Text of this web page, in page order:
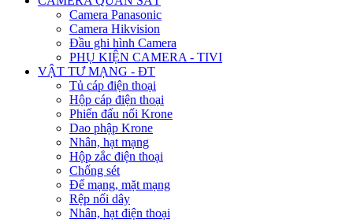
Camera Panasonic
Camera Hikvision
Đầu ghi hình Camera
PHỤ KIỆN CAMERA - TIVI
VẬT TƯ MẠNG - ĐT
Tủ cáp điện thoại
Hộp cáp điện thoại
Phiến đấu nối Krone
Dao phập Krone
Nhân, hạt mạng
Hộp zắc điện thoại
Chống sét
Đế mạng, mặt mạng
Rệp nối dây
Nhân, hạt điện thoại